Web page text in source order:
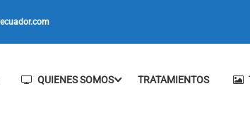
QUIENES SOMOS TRATAMIENTOS